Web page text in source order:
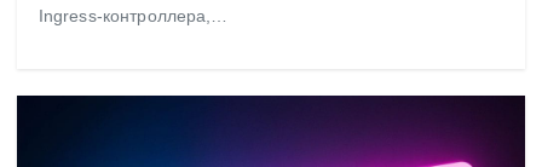
Ingress‑контроллера,…